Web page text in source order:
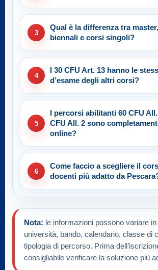
3
Qual è la differenza tra
biennali e corsi singoli?
4
I 30 CFU Art. 13 hanno le
d’esame degli altri corsi?
5
I percorsi abilitanti 60 CFU All.
CFU All. 2 sono
online?
6
Come faccio a scegliere il
docenti più adatto da
Nota: le informazioni possono variare
università, bando, calendario, classe di
tipologia di percorso. Prima
consigliabile verificare la soluzione più